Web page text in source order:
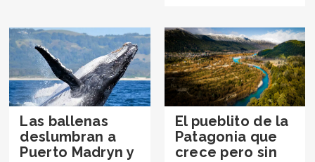
Las ballenas
deslumbran a
Puerto Madryn y
El pueblito de la
Patagonia que
crece pero sin